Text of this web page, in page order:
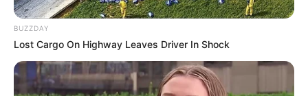
BUZZDAY
Lost Cargo On Highway Leaves Driver In Shock